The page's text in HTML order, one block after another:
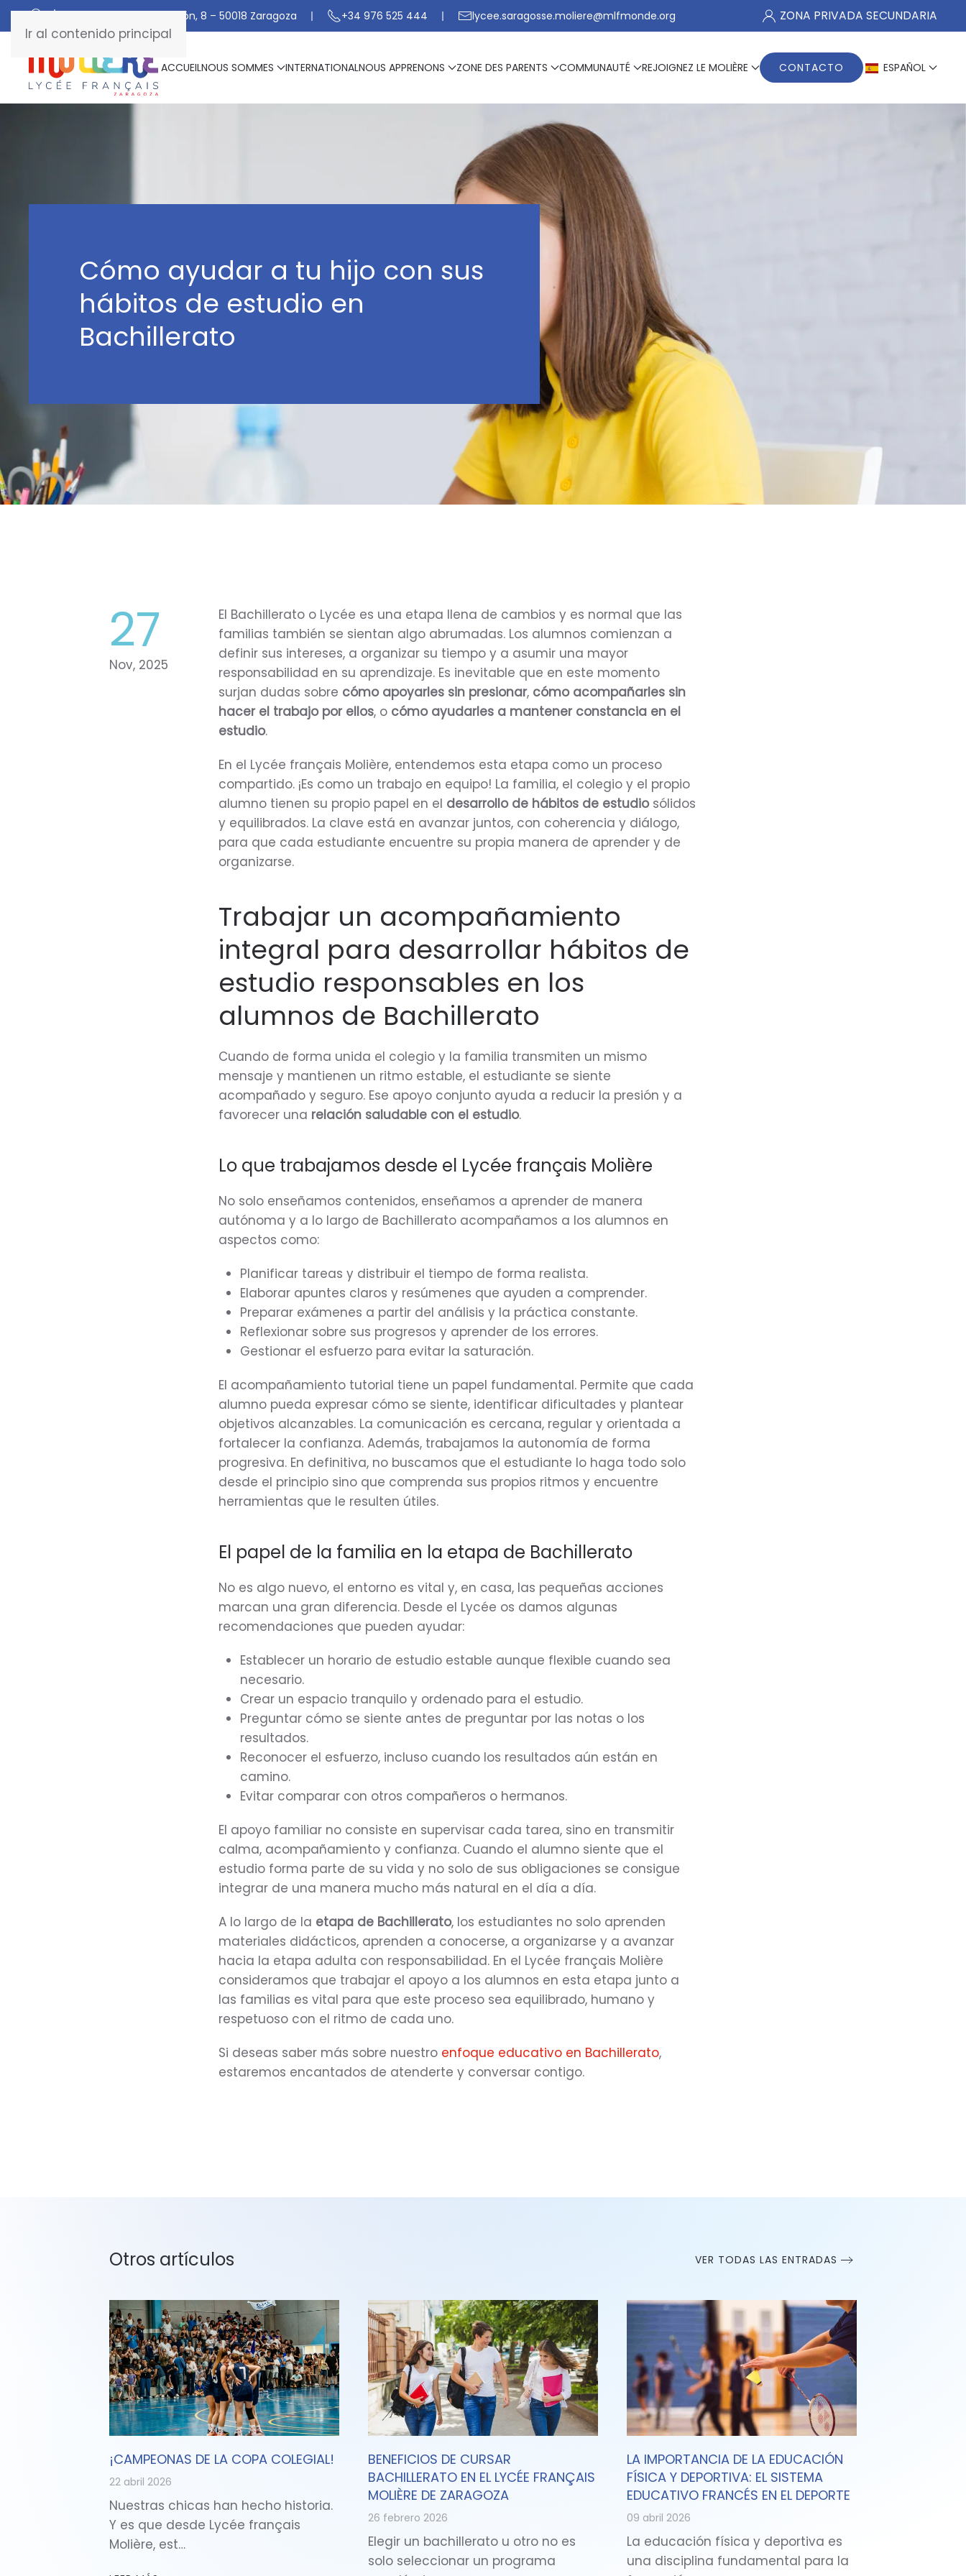
Ir al contenido principal
C/ De Manuel Marraco Ramón, 8 – 50018 Zaragoza +34 976 525 444 lycee.saragosse.moliere@mlfmonde.org ZONA PRIVADA SECUNDARIA
ACCUEILNOUS SOMMES INTERNATIONALNOUS APPRENONS ZONE DES PARENTS COMMUNAUTÉ REJOIGNEZ LE MOLIÈRE CONTACTO ESPAÑOL
Cómo ayudar a tu hijo con sus
hábitos de estudio en
Bachillerato
27
Nov, 2025
El Bachillerato o Lycée es una etapa llena de cambios y es normal que las
familias también se sientan algo abrumadas. Los alumnos comienzan a
definir sus intereses, a organizar su tiempo y a asumir una mayor
responsabilidad en su aprendizaje. Es inevitable que en este momento
surjan dudas sobre cómo apoyarles sin presionar, cómo acompañarles sin
hacer el trabajo por ellos, o cómo ayudarles a mantener constancia en el
estudio.
En el Lycée français Molière, entendemos esta etapa como un proceso
compartido. ¡Es como un trabajo en equipo! La familia, el colegio y el propio
alumno tienen su propio papel en el desarrollo de hábitos de estudio sólidos
y equilibrados. La clave está en avanzar juntos, con coherencia y diálogo,
para que cada estudiante encuentre su propia manera de aprender y de
organizarse.
Trabajar un acompañamiento
integral para desarrollar hábitos de
estudio responsables en los
alumnos de Bachillerato
Cuando de forma unida el colegio y la familia transmiten un mismo
mensaje y mantienen un ritmo estable, el estudiante se siente
acompañado y seguro. Ese apoyo conjunto ayuda a reducir la presión y a
favorecer una relación saludable con el estudio.
Lo que trabajamos desde el Lycée français Molière
No solo enseñamos contenidos, enseñamos a aprender de manera
autónoma y a lo largo de Bachillerato acompañamos a los alumnos en
aspectos como:
Planificar tareas y distribuir el tiempo de forma realista.
Elaborar apuntes claros y resúmenes que ayuden a comprender.
Preparar exámenes a partir del análisis y la práctica constante.
Reflexionar sobre sus progresos y aprender de los errores.
Gestionar el esfuerzo para evitar la saturación.
El acompañamiento tutorial tiene un papel fundamental. Permite que cada
alumno pueda expresar cómo se siente, identificar dificultades y plantear
objetivos alcanzables. La comunicación es cercana, regular y orientada a
fortalecer la confianza. Además, trabajamos la autonomía de forma
progresiva. En definitiva, no buscamos que el estudiante lo haga todo solo
desde el principio sino que comprenda sus propios ritmos y encuentre
herramientas que le resulten útiles.
El papel de la familia en la etapa de Bachillerato
No es algo nuevo, el entorno es vital y, en casa, las pequeñas acciones
marcan una gran diferencia. Desde el Lycée os damos algunas
recomendaciones que pueden ayudar:
Establecer un horario de estudio estable aunque flexible cuando sea
necesario.
Crear un espacio tranquilo y ordenado para el estudio.
Preguntar cómo se siente antes de preguntar por las notas o los
resultados.
Reconocer el esfuerzo, incluso cuando los resultados aún están en
camino.
Evitar comparar con otros compañeros o hermanos.
El apoyo familiar no consiste en supervisar cada tarea, sino en transmitir
calma, acompañamiento y confianza. Cuando el alumno siente que el
estudio forma parte de su vida y no solo de sus obligaciones se consigue
integrar de una manera mucho más natural en el día a día.
A lo largo de la etapa de Bachillerato, los estudiantes no solo aprenden
materiales didácticos, aprenden a conocerse, a organizarse y a avanzar
hacia la etapa adulta con responsabilidad. En el Lycée français Molière
consideramos que trabajar el apoyo a los alumnos en esta etapa junto a
las familias es vital para que este proceso sea equilibrado, humano y
respetuoso con el ritmo de cada uno.
Si deseas saber más sobre nuestro enfoque educativo en Bachillerato,
estaremos encantados de atenderte y conversar contigo.
Otros artículos VER TODAS LAS ENTRADAS
¡CAMPEONAS DE LA COPA COLEGIAL!
22 abril 2026
Nuestras chicas han hecho historia.
Y es que desde Lycée français
Molière, est…
BENEFICIOS DE CURSAR
BACHILLERATO EN EL LYCÉE FRANÇAIS
MOLIÈRE DE ZARAGOZA
26 febrero 2026
Elegir un bachillerato u otro no es
solo seleccionar un programa
LA IMPORTANCIA DE LA EDUCACIÓN
FÍSICA Y DEPORTIVA: EL SISTEMA
EDUCATIVO FRANCÉS EN EL DEPORTE
09 abril 2026
La educación física y deportiva es
una disciplina fundamental para la